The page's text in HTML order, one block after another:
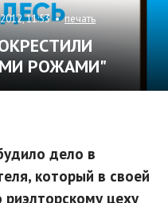
11:53 •печать
РОЖАМИ"
дело в
который в своей
риэлторскому цеху